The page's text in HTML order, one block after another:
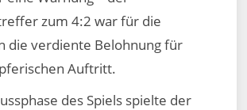
zum 4:2 war für die
die verdiente Belohnung für
Auftritt.
des Spiels spielte der